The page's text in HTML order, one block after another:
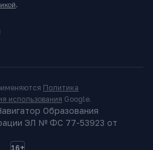
.
Политика
использования Google.
Образования
ЭЛ № ФС 77-53923 от
16+